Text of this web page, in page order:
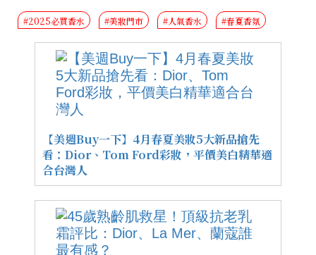
#2025必買香水 #美妝門市 #人氣香水 #春夏香氛
【美週Buy一下】4月春夏美妝5大新品搶先
看：Dior、Tom Ford彩妝，平價美白精華適
合台灣人